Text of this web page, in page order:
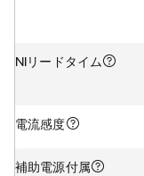
NIリードタイム
電流感度
補助電源付属